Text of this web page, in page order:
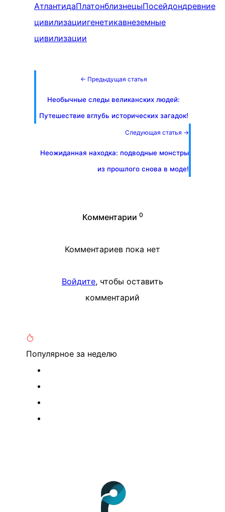
АтлантидаПлатонблизнецыПосейдондревние
цивилизациигенетикавнеземные
цивилизации
← Предыдущая статья
Необычные следы великанских людей:
Путешествие вглубь исторических загадок!
Следующая статья →
Неожиданная находка: подводные монстры
из прошлого снова в моде!
Комментарии 0
Комментариев пока нет
Войдите, чтобы оставить
комментарий
Популярное за неделю